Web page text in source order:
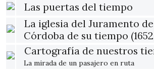
Las puertas del tiempo
La iglesia del Juramento
Córdoba de su tiempo
Cartografía de nuestros
La mirada de un pasajero en ruta